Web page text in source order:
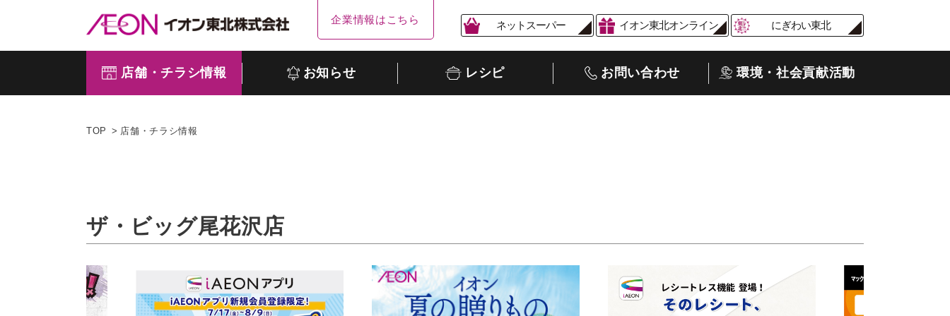
企業情報はこちら ネットスーパー イオン東北オンライン にぎわい東北
店舗・チラシ情報 お知らせ レシピ お問い合わせ 環境・社会貢献活動
TOP 店舗・チラシ情報
ザ・ビッグ尾花沢店